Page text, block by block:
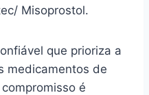
Misoprostol.
que prioriza a
medicamentos de
é